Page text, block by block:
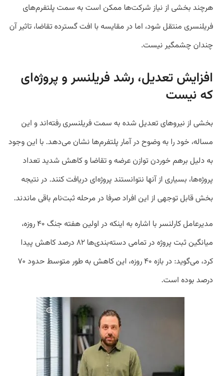
هرچند بخشی از نیاز شرکت‌ها ممکن است به سمت پلتفرم‌های
فریلنسری منتقل شود، اما در مقایسه با افت گسترده تقاضا، تاثیر آن
چندان چشمگیر نیست.
افزایش تعدیل، رشد فریلنسر و پروژه‌ای
که نیست
بخشی از نیروهای تعدیل شده به سمت فریلنسری رفته‌اند و این
مساله، خود را به وضوح در آمار پلتفرم‌ها نشان می‌دهد. با این وجود
به دلیل برهم خوردن توازن عرضه و تقاضا و کاهش شدید تعداد
پروژه‌ها، بسیاری از آنها نتوانستند پروژه‌ای دریافت کنند. در نتیجه
بخش قابل توجهی از این افراد صرفا در مرحله ثبت‌نام باقی ماندند.
مدیرعامل کارلنسر با اشاره به اینکه در اولین هفته جنگ ۴۰ روزه،
میانگین ثبت پروژه در تمامی دسته‌بندی‌ها ۸۲ درصد کاهش پیدا
کرد، می‌گوید: در بازه ۴۰ روزه، این کاهش به طور متوسط حدود ۷۰
درصد بوده است.